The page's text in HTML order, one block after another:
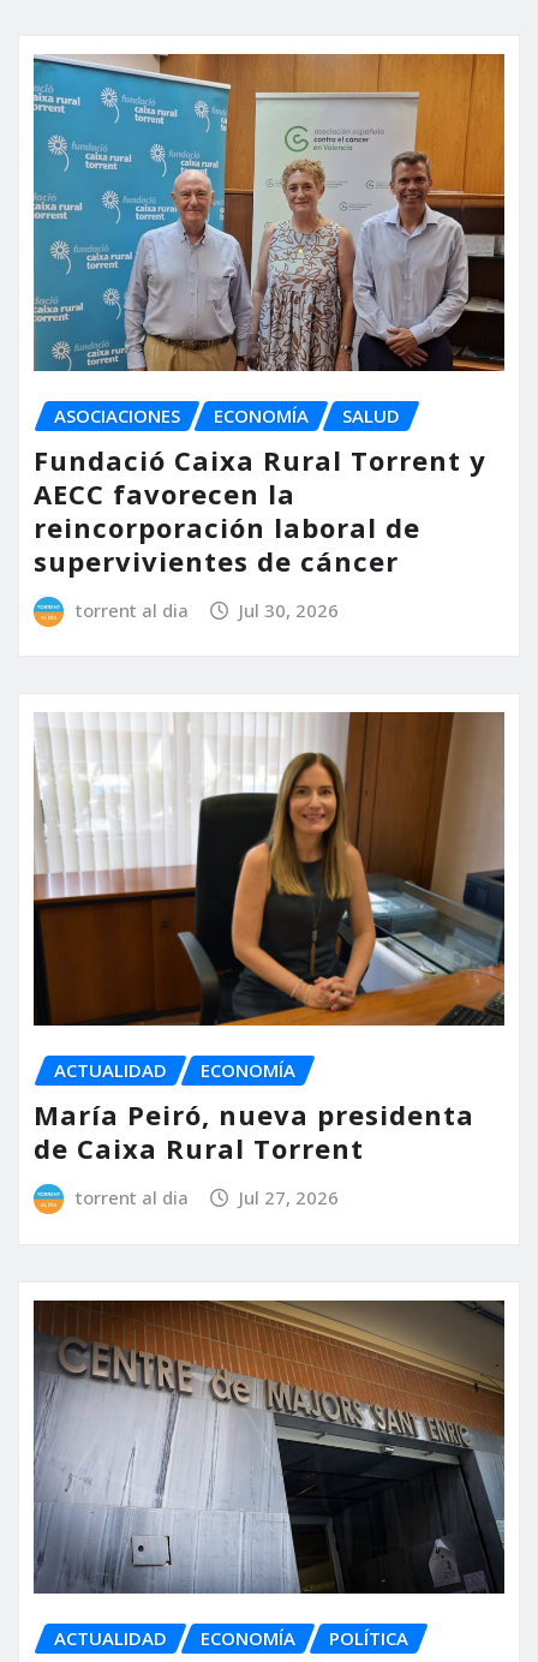
ASOCIACIONES ECONOMÍA SALUD
Fundació Caixa Rural Torrent y
AECC favorecen la
reincorporación laboral de
supervivientes de cáncer
torrent al dia Jul 30, 2026
ACTUALIDAD ECONOMÍA
María Peiró, nueva presidenta
de Caixa Rural Torrent
torrent al dia Jul 27, 2026
ACTUALIDAD ECONOMÍA POLÍTICA